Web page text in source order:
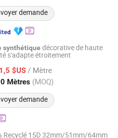
demande
synthétique décorative de haute
s'adapte étroitement
$US / Mètre
Mètres (MOQ)
demande
2025
Recyclé 15D 32mm/51mm/64mm